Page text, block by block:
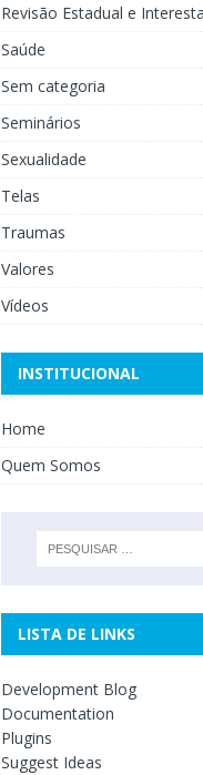
Revisão Estadual e
Saúde
Sem categoria
Seminários
Sexualidade
Telas
Traumas
Valores
Vídeos
INSTITUCIONAL
Home
Quem Somos
LISTA DE LINKS
Development Blog
Documentation
Plugins
Suggest Ideas